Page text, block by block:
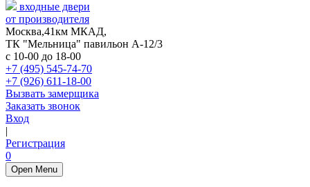
входные двери
от производителя
Москва,41км МКАД,
ТК "Мельница" павильон А-12/3
с 10-00 до 18-00
+7 (495) 545-74-70
+7 (926) 611-18-00
Вызвать замерщика
Заказать звонок
Вход
|
Регистрация
0
Open Menu